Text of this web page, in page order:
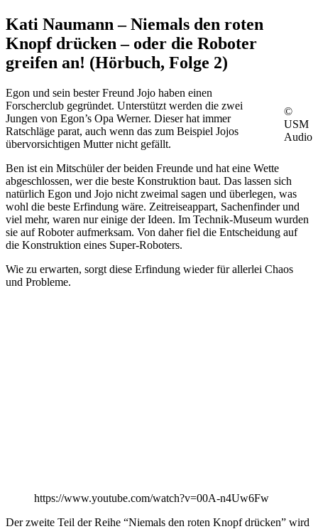
Kati Naumann – Niemals den roten
Knopf drücken – oder die Roboter
greifen an! (Hörbuch, Folge 2)
©
USM
Audio
Egon und sein bester Freund Jojo haben einen
Forscherclub gegründet. Unterstützt werden die zwei
Jungen von Egon’s Opa Werner. Dieser hat immer
Ratschläge parat, auch wenn das zum Beispiel Jojos
übervorsichtigen Mutter nicht gefällt.
Ben ist ein Mitschüler der beiden Freunde und hat eine Wette
abgeschlossen, wer die beste Konstruktion baut. Das lassen sich
natürlich Egon und Jojo nicht zweimal sagen und überlegen, was
wohl die beste Erfindung wäre. Zeitreiseappart, Sachenfinder und
viel mehr, waren nur einige der Ideen. Im Technik-Museum wurden
sie auf Roboter aufmerksam. Von daher fiel die Entscheidung auf
die Konstruktion eines Super-Roboters.
Wie zu erwarten, sorgt diese Erfindung wieder für allerlei Chaos
und Probleme.
https://www.youtube.com/watch?v=00A-n4Uw6Fw
Der zweite Teil der Reihe “Niemals den roten Knopf drücken” wird